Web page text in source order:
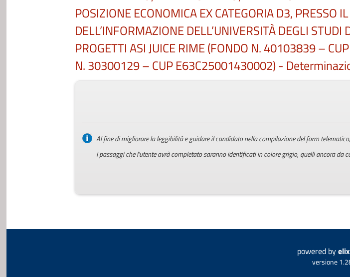
POSIZIONE ECONOMICA EX CATEGORIA D3, PRESSO
DELL’INFORMAZIONE DELL’UNIVERSITÀ DEGLI
PROGETTI ASI JUICE RIME (FONDO N. 40103839 –
N. 30300129 – CUP E63C25001430002) -
Al fine di migliorare la leggibilità e guidare il candidato nella compilazione del form
I passaggi che l'utente avrà completato saranno identificati in colore grigio, quelli ancora da
powered by
versione